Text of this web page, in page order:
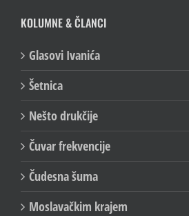
KOLUMNE & ČLANCI
Glasovi Ivanića
Šetnica
Nešto drukčije
Čuvar frekvencije
Čudesna šuma
Moslavačkim krajem